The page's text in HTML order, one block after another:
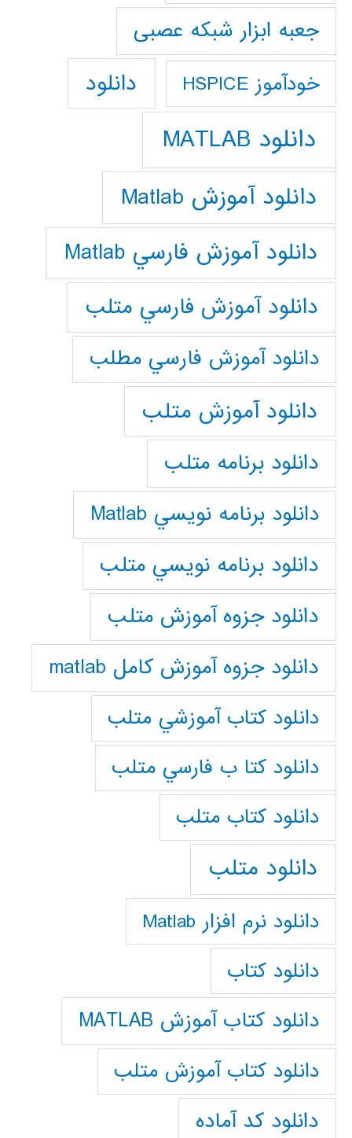
جعبه ابزار شبکه عصبی
خودآموز HSPICE دانلود
دانلود MATLAB
دانلود آموزش Matlab
دانلود آموزش فارسي Matlab
دانلود آموزش فارسي متلب
دانلود آموزش فارسي مطلب
دانلود آموزش متلب
دانلود برنامه متلب
دانلود برنامه نويسي Matlab
دانلود برنامه نويسي متلب
دانلود جزوه آموزش متلب
دانلود جزوه آموزش کامل matlab
دانلود كتاب آموزشي متلب
دانلود كتا ب فارسي متلب
دانلود كتاب متلب
دانلود متلب
دانلود نرم افزار Matlab
دانلود کتاب
دانلود کتاب آموزش MATLAB
دانلود کتاب آموزش متلب
دانلود کد آماده